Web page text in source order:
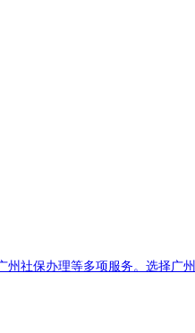
社保办理等多项服务。选择广